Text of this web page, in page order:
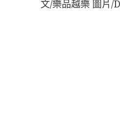
文/樂品越樂 圖片/